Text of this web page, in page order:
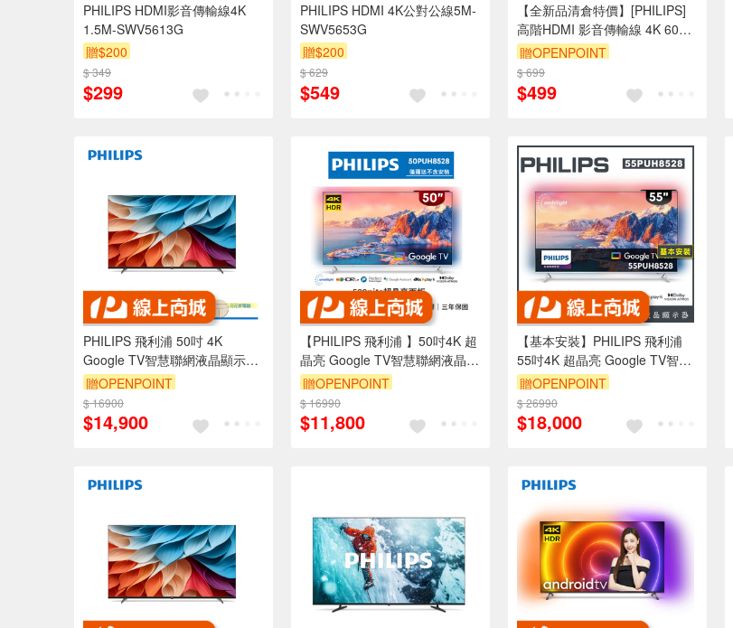
PHILIPS HDMI影音傳輸線4K
1.5M-SWV5613G
贈$200
$ 349
$299
PHILIPS HDMI 4K公對公線5M-
SWV5653G
贈$200
$ 629
$549
【全新品清倉特價】[PHILIPS]
高階HDMI 影音傳輸線 4K 60Hz
18Gbps 3m -SWV7030
贈OPENPOINT
$ 699
$499
PHILIPS 飛利浦 50吋 4K
Google TV智慧聯網液晶顯示器
螢幕 電視 不含視訊盒
50PUH7650
贈OPENPOINT
$ 16900
$14,900
【PHILIPS 飛利浦 】50吋4K 超
晶亮 Google TV智慧聯網液晶顯
示器50PUH8528-福利品
贈OPENPOINT
$ 16990
$11,800
【基本安裝】PHILIPS 飛利浦
55吋4K 超晶亮 Google TV智慧
聯網液晶顯示器 55PUH8528-福
利機-已拆封
贈OPENPOINT
$ 26990
$18,000